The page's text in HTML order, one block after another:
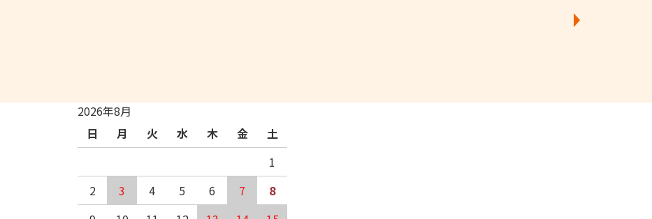
2026年8月
日
月 火 水 木 金
土
1
2
3 4 5 6 7
8